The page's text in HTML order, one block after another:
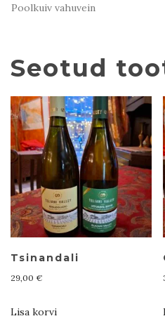
Poolkuiv vahuvein
Seotud
Tsinandali
29,00 €
Lisa korvi